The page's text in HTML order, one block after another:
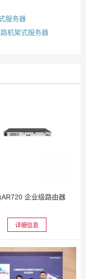
服务器
机架式服务器
AR720 企业级路由器
详细信息